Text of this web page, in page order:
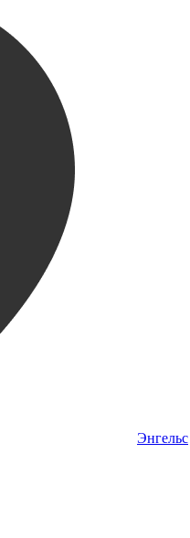
Энгельс